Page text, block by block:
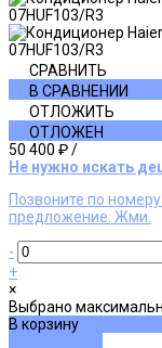
СРАВНИТЬ
В СРАВНЕНИИ
ОТЛОЖИТЬ
ОТЛОЖЕН
50 400 ₽/
Не нужно искать
Позвоните по
предложение. Жми.
-
+
×
Выбрано
В корзину